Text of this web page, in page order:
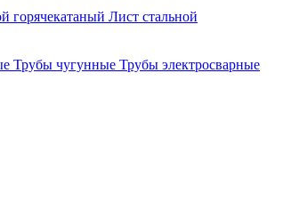
горячекатаный Лист стальной
Трубы чугунные Трубы электросварные